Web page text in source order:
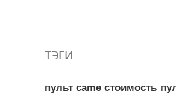
ТЭГИ
пульт came стоимость